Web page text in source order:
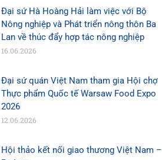
Đại sứ Hà Hoàng Hải làm việc với Bộ
Nông nghiệp và Phát triển nông thôn Ba
Lan về thúc đẩy hợp tác nông nghiệp
16.06.2026
Đại sứ quán Việt Nam tham gia Hội chợ
Thực phẩm Quốc tế Warsaw Food Expo
2026
12.06.2026
Hội thảo kết nối giao thương Việt Nam –